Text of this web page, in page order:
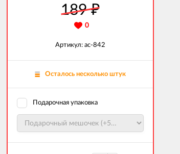
189₽
0
Артикул: ас-842
Осталось несколько штук
Подарочная упаковка